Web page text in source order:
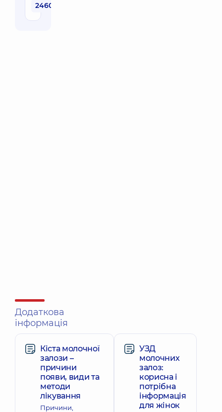
2460 грн
Додаткова
інформація
Кіста молочної
залози –
причини
появи, види та
методи
лікування
Причини,
УЗД
молочних
залоз:
корисна і
потрібна
інформація
для жінок